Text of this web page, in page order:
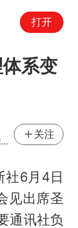
打开
系变
关注
社6月4日
见出席圣
通讯社负